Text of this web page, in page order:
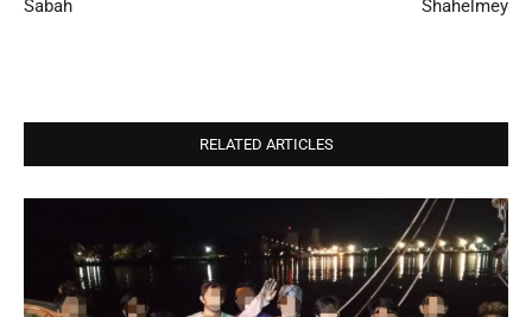
Sabah
Shahelmey
RELATED ARTICLES